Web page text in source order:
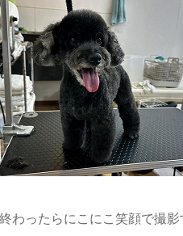
わったらにこにこ笑顔で撮